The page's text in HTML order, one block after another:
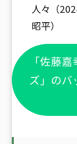
人々（
昭平）
「佐藤
ズ」の